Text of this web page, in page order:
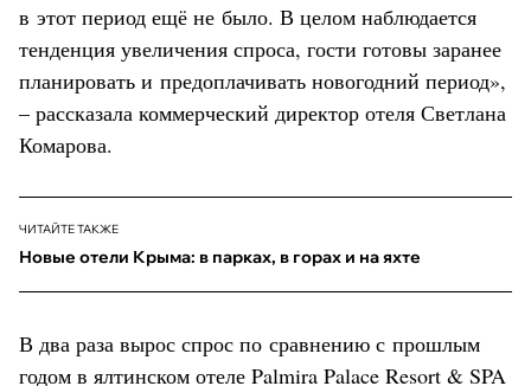
в этот период ещё не было. В целом наблюдается
тенденция увеличения спроса, гости готовы заранее
планировать и предоплачивать новогодний период»,
– рассказала коммерческий директор отеля Светлана
Комарова.
ЧИТАЙТЕ ТАКЖЕ
Новые отели Крыма: в парках, в горах и на яхте
В два раза вырос спрос по сравнению с прошлым
годом в ялтинском отеле Palmira Palace Resort & SPA